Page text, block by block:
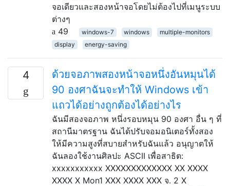
จอเดียวและสองหน้าจอโดยไม่ต้องไปที่เมนูระบบ
ต่างๆ
49
windows-7 windows
multiple-monitors
display
energy-saving
4
ด้วยจอภาพสองหน้าจอหนึ่งอันหมุนได้
90 องศาฉันจะทำให้ Windows เข้า
แถวได้อย่างถูกต้องได้อย่างไร
ฉันมีสองจอภาพ หนึ่งรอบหมุน 90 องศา อื่น ๆ ที่
สถานีมาตรฐาน ฉันได้ปรับจอมอนิเตอร์ทั้งสอง
ให้มีความสูงที่สบายสำหรับฉันแล้ว อนุญาตให้
ฉันลองใช้งานศิลปะ ASCII เพื่อสาธิต:
xxxxxxxxxxx XXXXXXXXXXXXX XX XXXX
XXXX X Mon1 XXX XXXX XXX จ. 2 X